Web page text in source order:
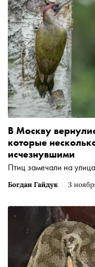
Богдан Гайдук 3
В Москву
которые
исчезнувшими
Птиц замечали на